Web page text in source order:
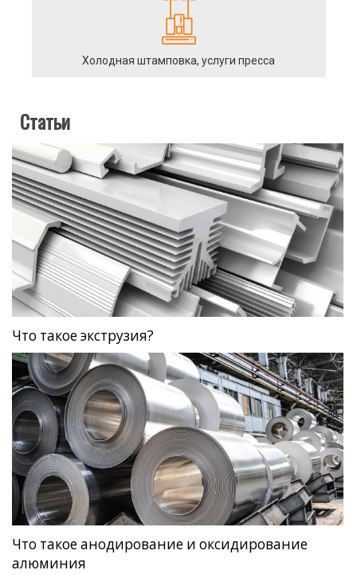
Холодная штамповка, услуги пресса
Статьи
Что такое экструзия?
Что такое анодирование и оксидирование
алюминия